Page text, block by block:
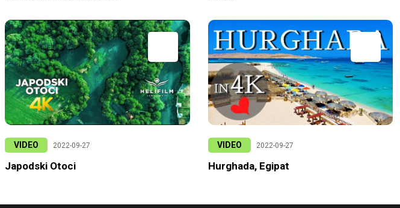
VIDEO 2022-09-27
Japodski Otoci
VIDEO 2022-09-27
Hurghada, Egipat